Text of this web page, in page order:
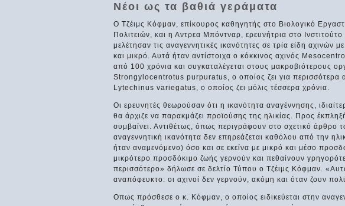
Νέοι ως τα βαθιά γεράματα
Ο Τζέιμς Κόφμαν, επίκουρος καθηγητής στο Βιολογικό
Πολιτειών, και η Αντρεα Μπόντναρ, ερευνήτρια στο
μελέτησαν τις αναγεννητικές ικανότητες σε τρία είδη
και μικρό. Αυτά ήταν αντίστοιχα ο κόκκινος αχινός
από 100 χρόνια και συγκαταλέγεται στους μακροβιότερους
Strongylocentrotus purpuratus, ο οποίος ζει για περισσότερα
Lytechinus variegatus, ο οποίος ζει μόλις τέσσερα χρόνια.
Οι ερευνητές θεωρούσαν ότι η ικανότητα αναγέννησης,
θα άρχιζε να παρακμάζει προϊούσης της ηλικίας. Προς
συμβαίνει. Αντιθέτως, όπως περιγράφουν στο σχετικό άρθρο
αναγεννητική ικανότητα δεν επηρεάζεται καθόλου από την
ήταν αναμενόμενο) όσο και σε εκείνα με μικρό και μέσο
μικρότερο προσδόκιμο ζωής γερνούν και πεθαίνουν
περισσότερο» δήλωσε σε δελτίο Τύπου ο Τζέιμς Κόφμαν.
αναπόφευκτο: οι αχινοί δεν γερνούν, ακόμη και όταν ζουν
Οπως πρόσθεσε ο κ. Κόφμαν, ο οποίος ειδικεύεται στην